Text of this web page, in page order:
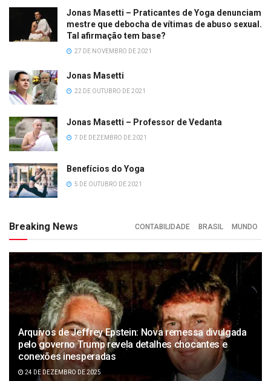
Jonas Masetti – Praticantes de Yoga denunciam
mestre que debocha de vítimas de abuso sexual.
Tal afirmação tem base?
27 DE NOVEMBRO DE 2021
Jonas Masetti
22 DE OUTUBRO DE 2021
Jonas Masetti – Professor de Vedanta
7 DE DEZEMBRO DE 2021
Benefícios do Yoga
5 DE OUTUBRO DE 2021
Breaking News CONTABILIDADE BRASIL MUNDO
Arquivos de Jeffrey Epstein: Nova remessa divulgada
pelo governo Trump revela detalhes chocantes e
conexões inesperadas
24 DE DEZEMBRO DE 2025